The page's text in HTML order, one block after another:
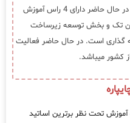
تاسیس و پایه گذاری شد ، این مجموعه در حال حاضر دارای 4 راس آموزش
تک و بخش توسعه زیرساخت
گذاری است. در حال حاضر فعالیت
آموزش تحت نظر برترین اساتید